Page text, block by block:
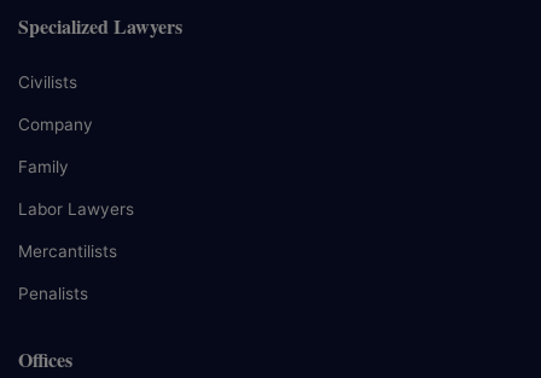
Specialized Lawyers
Civilists
Company
Family
Labor Lawyers
Mercantilists
Penalists
Offices